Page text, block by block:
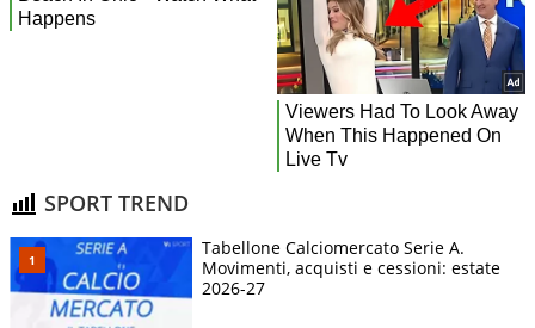
SPORT TREND
Tabellone Calciomercato Serie A.
Movimenti, acquisti e cessioni: estate
2026-27